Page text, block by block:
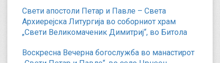
Свети апостоли Петар и Павле – Света
Архиерејска Литургија во соборниот храм
„Свети Великомаченик Димитриј“, во Битола
Воскресна Вечерна богослужба во манастирот